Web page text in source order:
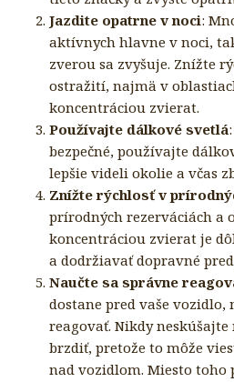
Jazdite opatrne v noci:
aktívnych hlavne v noci,
zverou sa zvyšuje. Znížte
ostražití, najmä v
koncentráciou zvierat.
Používajte dálkové svetlá
bezpečné, používajte
lepšie videli okolie a včas
Znížte rýchlosť v
prírodných rezerváciách a
koncentráciou zvierat je
a dodržiavať dopravné
Naučte sa správne
dostane pred vaše vozidlo,
reagovať. Nikdy
brzdiť, pretože to môže
nad vozidlom. Miesto toho